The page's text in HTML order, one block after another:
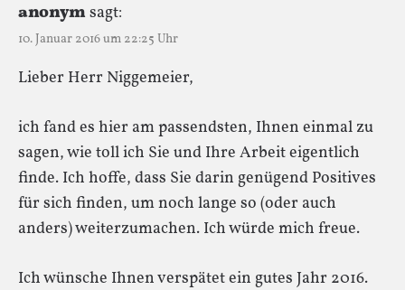
anonymsagt:
10. Januar 2016 um 22:25 Uhr
Lieber Herr Niggemeier,
ich fand es hier am passendsten, Ihnen einmal zu
sagen, wie toll ich Sie und Ihre Arbeit eigentlich
finde. Ich hoffe, dass Sie darin genügend Positives
für sich finden, um noch lange so (oder auch
anders) weiterzumachen. Ich würde mich freue.
Ich wünsche Ihnen verspätet ein gutes Jahr 2016.